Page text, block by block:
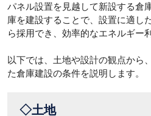
パネル設置を見越して新設する倉
庫を建設することで、設置に適し
ら採用でき、効率的なエネルギー
以下では、土地や設計の観点から
た倉庫建設の条件を説明します。
◇土地